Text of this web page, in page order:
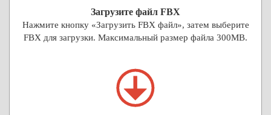
Загрузите файл FBX
Нажмите кнопку «Загрузить FBX файл», затем выберите
FBX для загрузки. Максимальный размер файла 300MB.